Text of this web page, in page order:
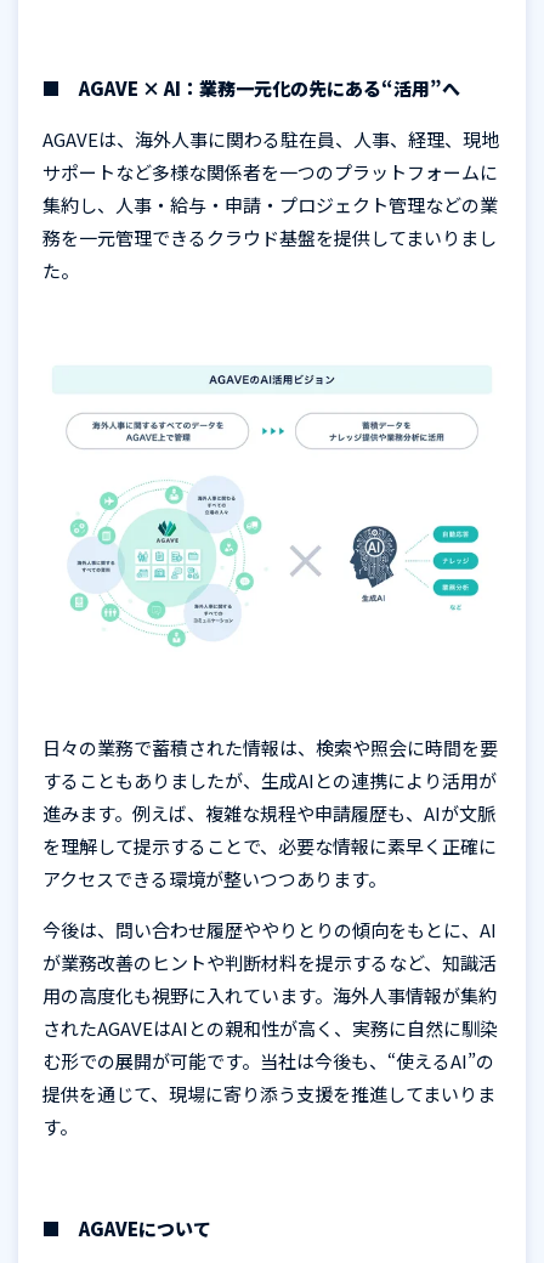
■ AGAVE × AI：業務一元化の先にある“活用”へ
AGAVEは、海外人事に関わる駐在員、人事、経理、現地
サポートなど多様な関係者を一つのプラットフォームに
集約し、人事・給与・申請・プロジェクト管理などの業
務を一元管理できるクラウド基盤を提供してまいりまし
た。
日々の業務で蓄積された情報は、検索や照会に時間を要
することもありましたが、生成AIとの連携により活用が
進みます。例えば、複雑な規程や申請履歴も、 AIが文脈
を理解して提示することで、必要な情報に素早く正確に
アクセスできる環境が整いつつあります。
今後は、問い合わせ履歴ややりとりの傾向をもとに、 AI
が業務改善のヒントや判断材料を提示するなど、知識活
用の高度化も視野に入れています。海外人事情報が集約
されたAGAVEはAIとの親和性が高く、実務に自然に馴染
む形での展開が可能です。当社は今後も、 “使えるAI”の
提供を通じて、現場に寄り添う支援を推進してまいりま
す。
■ AGAVEについて